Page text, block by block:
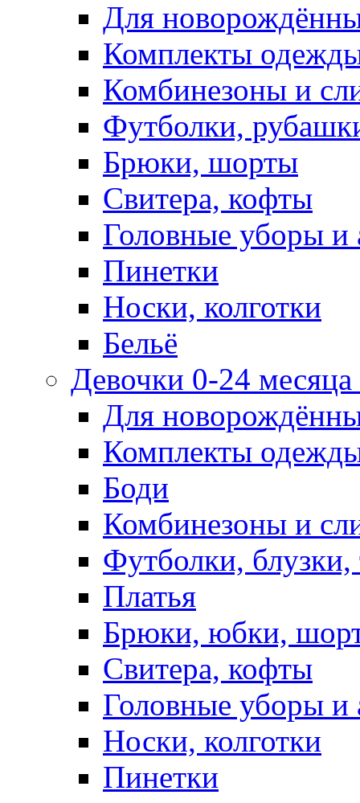
Для
Комплекты
Комбинезоны и
Футболки,
Брюки, шорты
Свитера, кофты
Головные уборы и
Пинетки
Носки, колготки
Бельё
Девочки 0-24
Для
Комплекты
Боди
Комбинезоны и
Футболки,
Платья
Брюки, юбки,
Свитера, кофты
Головные уборы и
Носки, колготки
Пинетки